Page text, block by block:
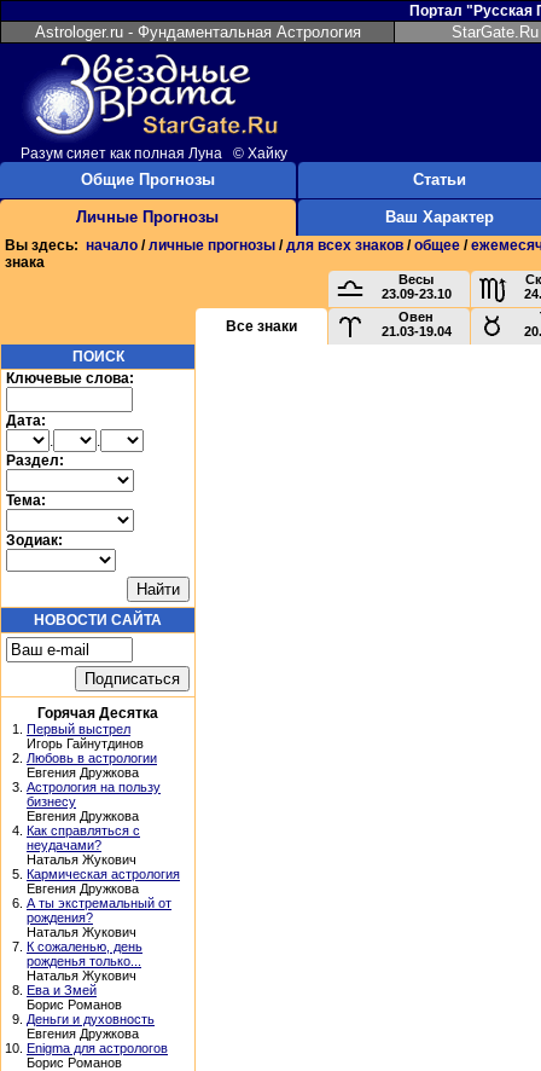
Портал "Русская
Astrologer.ru - Фундаментальная Астрология
Разум сияет как полная Луна © Хайку
Общие Прогнозы
Личные Прогнозы
Статьи
Ваш Характер
Вы здесь: начало /личные прогнозы /для всех знаков /общее /
знака
Весы
23.09-23.10
Все знаки
Овен
21.03-19.04
ПОИСК
Ключевые слова:
Дата:
.
.
Раздел:
Тема:
Зодиак:
НОВОСТИ САЙТА
Горячая Десятка
1. Первый выстрел
Игорь Гайнутдинов
2. Любовь в астрологии
Евгения Дружкова
3. Астрология на пользу
бизнесу
Евгения Дружкова
4. Как справляться с
неудачами?
Наталья Жукович
5. Кармическая астрология
Евгения Дружкова
6. А ты экстремальный от
рождения?
Наталья Жукович
7. К сожаленью, день
рожденья только...
Наталья Жукович
8. Ева и Змей
Борис Романов
9. Деньги и духовность
Евгения Дружкова
10. Enigma для астрологов
Борис Романов